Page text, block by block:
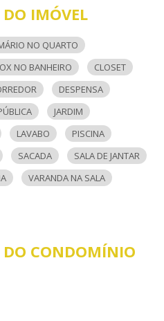
DO IMÓVEL
NO QUARTO
NO BANHEIRO
CLOSET
DESPENSA
JARDIM
LAVABO
PISCINA
SACADA
SALA DE JANTAR
VARANDA NA SALA
DO CONDOMÍNIO